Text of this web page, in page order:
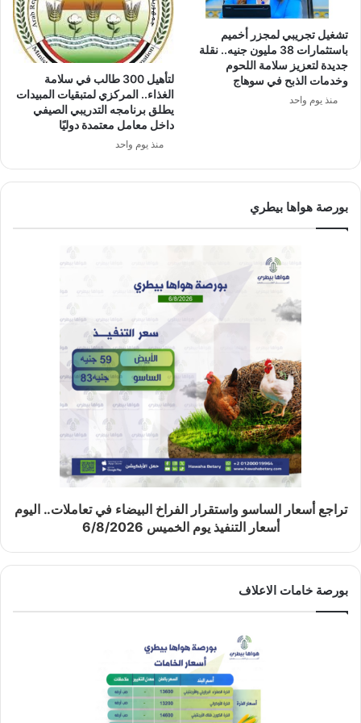
تشغيل تجريبي لمجزر أخميم
باستثمارات 38 مليون جنيه.. نقلة
جديدة لتعزيز سلامة اللحوم
وخدمات الذبح في سوهاج
منذ يوم واحد
لتأهيل 300 طالب في سلامة
الغذاء.. المركزي لمتبقيات المبيدات
يطلق برنامجه التدريبي الصيفي
داخل معامل معتمدة دوليًا
منذ يوم واحد
بورصة هواها بيطري
تراجع أسعار الساسو واستقرار الفراخ البيضاء في تعاملات.. اليوم
أسعار التنفيذ يوم الخميس 6/8/2026
بورصة خامات الاعلاف